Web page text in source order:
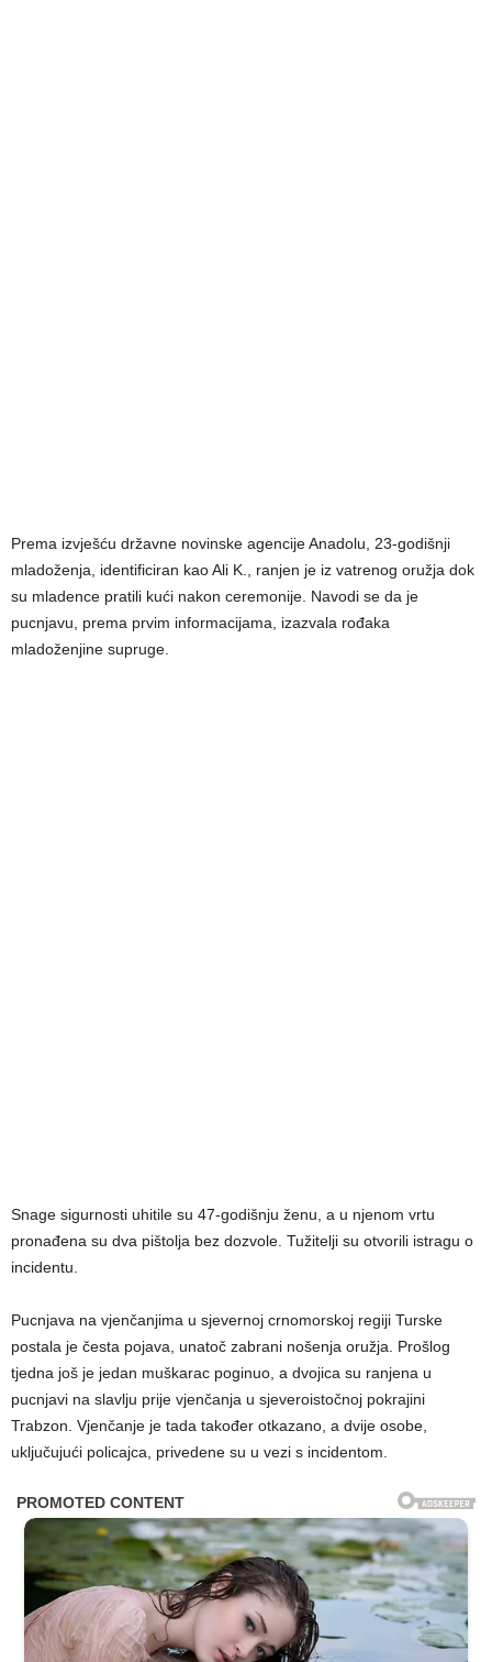
Prema izvješću državne novinske agencije Anadolu, 23-godišnji
mladoženja, identificiran kao Ali K., ranjen je iz vatrenog oružja dok
su mladence pratili kući nakon ceremonije. Navodi se da je
pucnjavu, prema prvim informacijama, izazvala rođaka
mladoženjine supruge.
Snage sigurnosti uhitile su 47-godišnju ženu, a u njenom vrtu
pronađena su dva pištolja bez dozvole. Tužitelji su otvorili istragu o
incidentu.
Pucnjava na vjenčanjima u sjevernoj crnomorskoj regiji Turske
postala je česta pojava, unatoč zabrani nošenja oružja. Prošlog
tjedna još je jedan muškarac poginuo, a dvojica su ranjena u
pucnjavi na slavlju prije vjenčanja u sjeveroistočnoj pokrajini
Trabzon. Vjenčanje je tada također otkazano, a dvije osobe,
uključujući policajca, privedene su u vezi s incidentom.